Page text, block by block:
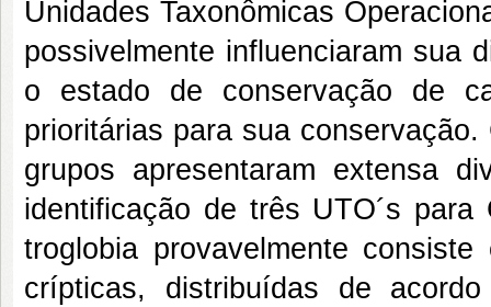
Unidades Taxonômicas
possivelmente influenciaram sua
o estado de conservação de
prioritárias para sua
grupos apresentaram extensa
identificação de três UTO´s
troglobia provavelmente
crípticas, distribuídas de